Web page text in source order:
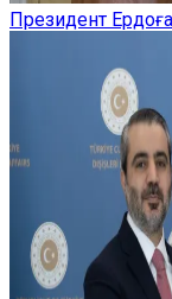
Президент